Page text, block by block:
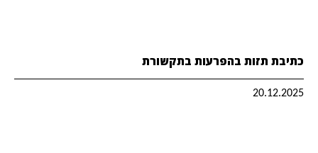
כתיבת תזות בהפרעות בתקשורת
20.12.2025